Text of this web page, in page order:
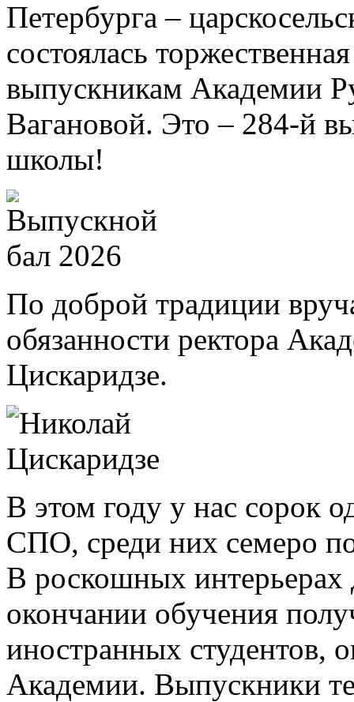
Петербурга –
состоялась
выпускникам Академии
Вагановой. Это – 284-й
школы!
По доброй традиции
обязанности ректора
Цискаридзе.
В этом году у нас сорок
СПО, среди них семеро
В роскошных интерьерах
окончании обучения
иностранных студентов,
Академии. Выпускники